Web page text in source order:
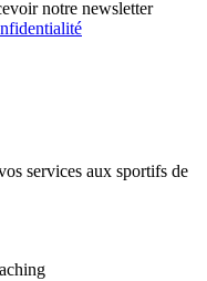
notre newsletter
services aux sportifs de